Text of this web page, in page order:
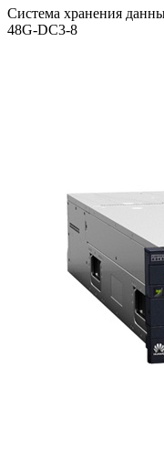
Система хранения
48G-DC3-8